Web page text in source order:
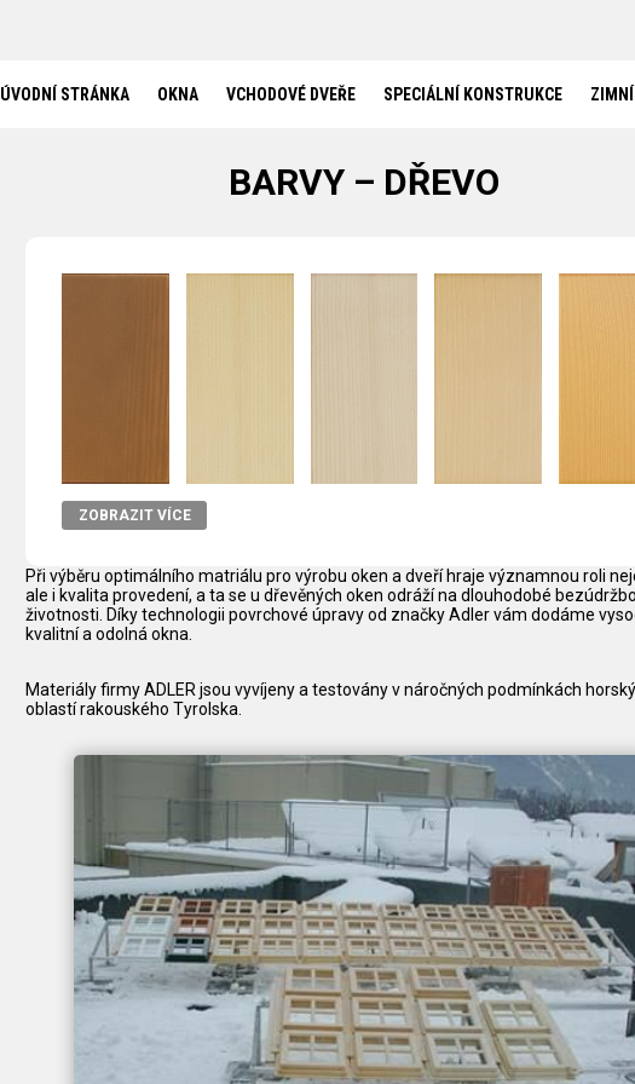
ÚVODNÍ STRÁNKA OKNA VCHODOVÉ DVEŘE SPECIÁLNÍ KONSTRUKCE
BEZRÁMOVÉ ZASKLENÍ
ZIMNÍ ZAHRADY
REFERENCE
BARVY – DŘEVO
ZOBRAZIT VÍCE
Při výběru optimálního matriálu pro výrobu oken a dveří hraje významnou roli
ale i kvalita provedení, a ta se u dřevěných oken odráží na dlouhodobé
životnosti. Díky technologii povrchové úpravy od značky Adler vám dodáme
kvalitní a odolná okna.
Materiály firmy ADLER jsou vyvíjeny a testovány v náročných podmínkách
oblastí rakouského Tyrolska.